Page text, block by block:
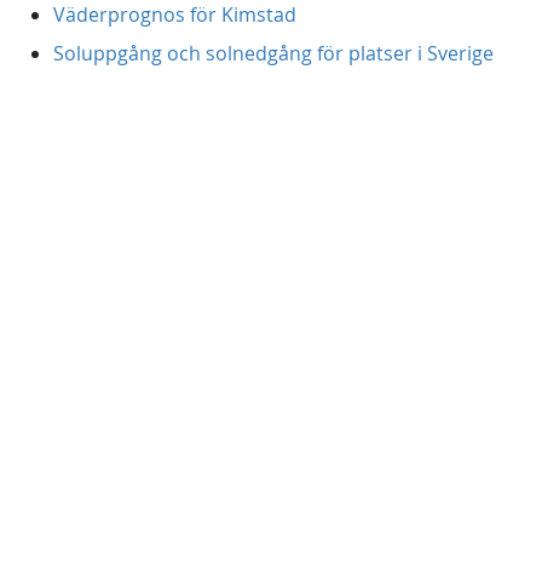
Väderprognos för Kimstad
Soluppgång och solnedgång för platser i Sverige